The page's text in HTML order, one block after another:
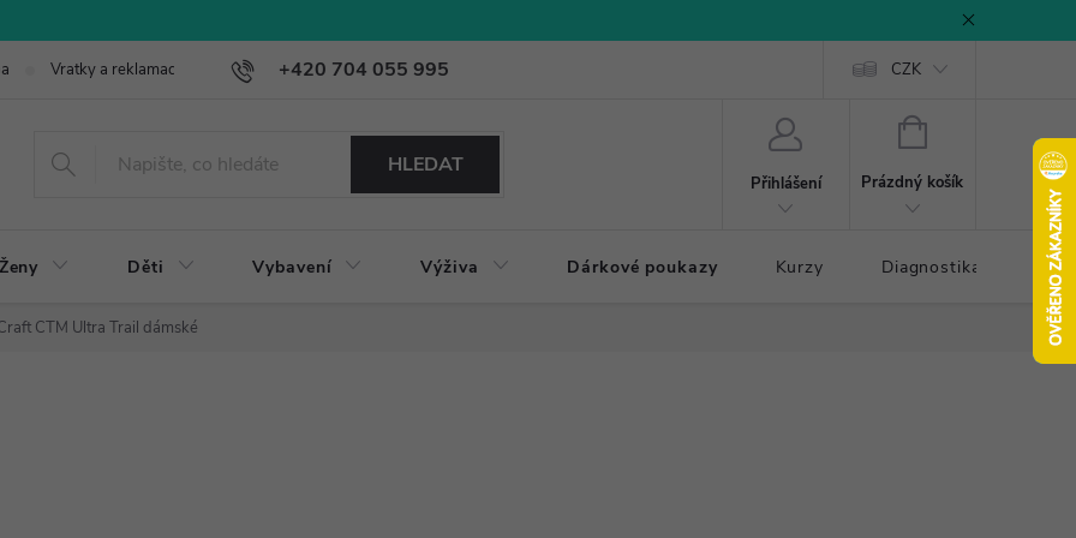
+420 704 055 995
Vratky a reklamace CZK
HLEDAT
Přihlášení
NÁKUPNÍ
Prázdný košík
Ženy Děti Vybavení Výživa Dárkové poukazy Kurzy Diagnostika došlapu
CTM Ultra Trail dámské